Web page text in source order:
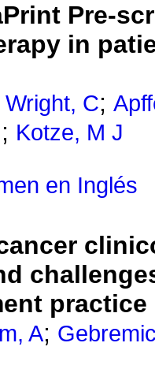
Pre-
in
Wright, C;
; Kotze, M J
en Inglés
A;